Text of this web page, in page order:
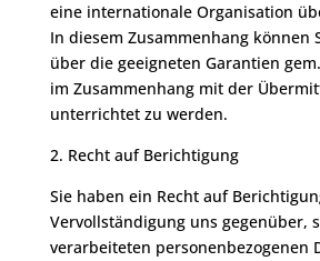
eine internationale Organisation
In diesem Zusammenhang können
über die geeigneten Garantien
im Zusammenhang mit der
unterrichtet zu werden.
2. Recht auf Berichtigung
Sie haben ein Recht auf
Vervollständigung uns gegenüber,
verarbeiteten personenbezogenen